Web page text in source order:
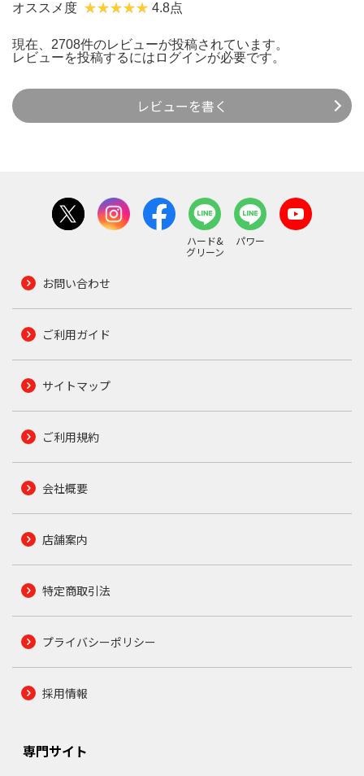
オススメ度 4.8点
現在、2708件のレビューが投稿されています。
レビューを投稿するには ログインが必要です。
レビューを書く
ハード&
グリーン
パワー
お問い合わせ
ご利用ガイド
サイトマップ
ご利用規約
会社概要
店舗案内
特定商取引法
プライバシーポリシー
採用情報
専門サイト